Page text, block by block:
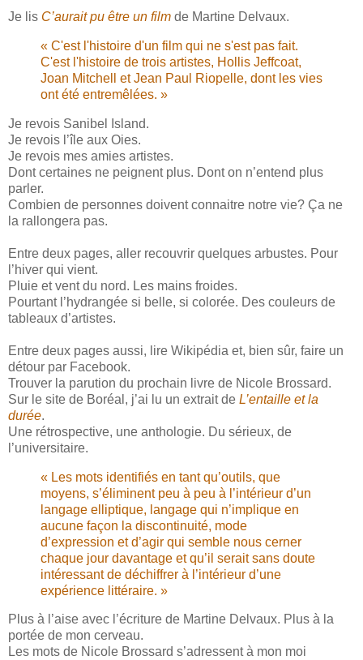
Je lis C’aurait pu être un film de Martine Delvaux.
« C'est l'histoire d'un film qui ne s'est pas fait.
C'est l'histoire de trois artistes, Hollis Jeffcoat,
Joan Mitchell et Jean Paul Riopelle, dont les vies
ont été entremêlées. »
Je revois Sanibel Island.
Je revois l’île aux Oies.
Je revois mes amies artistes.
Dont certaines ne peignent plus. Dont on n’entend plus
parler.
Combien de personnes doivent connaitre notre vie? Ça ne
la rallongera pas.
Entre deux pages, aller recouvrir quelques arbustes. Pour
l’hiver qui vient.
Pluie et vent du nord. Les mains froides.
Pourtant l’hydrangée si belle, si colorée. Des couleurs de
tableaux d’artistes.
Entre deux pages aussi, lire Wikipédia et, bien sûr, faire un
détour par Facebook.
Trouver la parution du prochain livre de Nicole Brossard.
Sur le site de Boréal, j’ai lu un extrait de L’entaille et la
durée.
Une rétrospective, une anthologie. Du sérieux, de
l’universitaire.
« Les mots identifiés en tant qu’outils, que
moyens, s’éliminent peu à peu à l’intérieur d’un
langage elliptique, langage qui n’implique en
aucune façon la discontinuité, mode
d’expression et d’agir qui semble nous cerner
chaque jour davantage et qu’il serait sans doute
intéressant de déchiffrer à l’intérieur d’une
expérience littéraire. »
Plus à l’aise avec l’écriture de Martine Delvaux. Plus à la
portée de mon cerveau.
Les mots de Nicole Brossard s’adressent à mon moi